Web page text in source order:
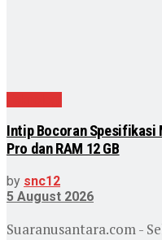
Intip Bocoran Spesifikasi
Pro dan RAM 12 GB
by snc12
5 August 2026
Suaranusantara.com -